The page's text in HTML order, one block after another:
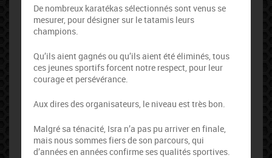
De nombreux karatékas sélectionnés sont venus se
mesurer, pour désigner sur le tatamis leurs
champions.
Qu’ils aient gagnés ou qu’ils aient été éliminés, tous
ces jeunes sportifs forcent notre respect, pour leur
courage et persévérance.
Aux dires des organisateurs, le niveau est très bon.
Malgré sa ténacité, Isra n’a pas pu arriver en finale,
mais nous sommes fiers de son parcours, qui
d’années en années confirme ses qualités sportives.